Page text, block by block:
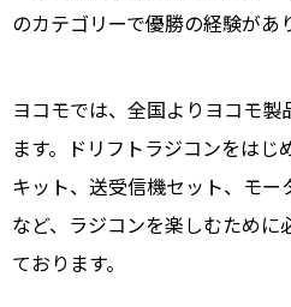
のカテゴリーで優勝の経験があ
ヨコモでは、全国よりヨコモ製
ます。ドリフトラジコンをは
キット、送受信機セット、モ
など、ラジコンを楽しむために
ております。